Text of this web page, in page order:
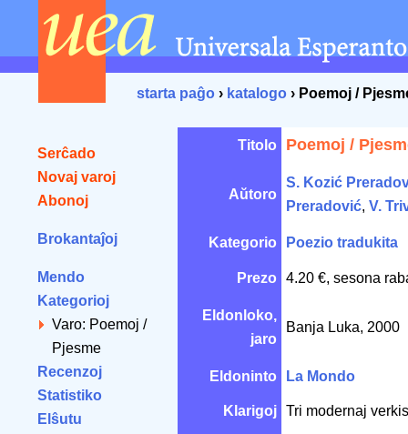
starta paĝo › katalogo › Poemoj /
Serĉado
Novaj varoj
Abonoj
Brokantaĵoj
Mendo
Kategorioj
Varo: Poemoj /
Pjesme
Recenzoj
Statistiko
Elŝutu
Titolo Poemoj /
Aŭtoro
S. Kozić
Preradović, V.
Kategorio Poezio tradukita
Prezo 4.20 €, sesona
Eldonloko,
jaro
Banja Luka, 2000
Eldoninto La Mondo
Klarigoj Tri modernaj